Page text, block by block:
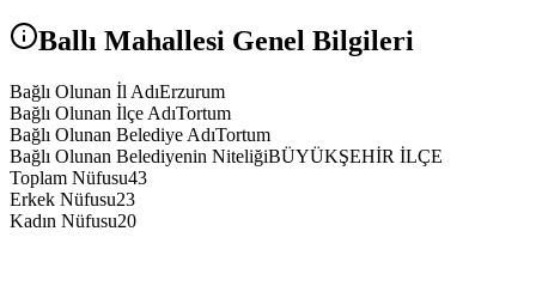
Ballı Mahallesi Genel Bilgileri
Bağlı Olunan İl AdıErzurum
Bağlı Olunan İlçe AdıTortum
Bağlı Olunan Belediye AdıTortum
Bağlı Olunan Belediyenin NiteliğiBÜYÜKŞEHİR İLÇE
Toplam Nüfusu43
Erkek Nüfusu23
Kadın Nüfusu20